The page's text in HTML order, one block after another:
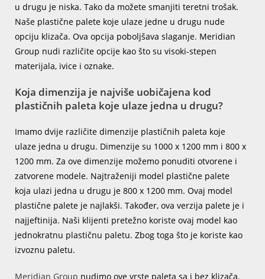
u drugu je niska. Tako da možete smanjiti teretni trošak.
Naše plastične palete koje ulaze jedne u drugu nude
opciju klizača. Ova opcija poboljšava slaganje. Meridian
Group nudi različite opcije kao što su visoki-stepen
materijala, ivice i oznake.
Koja dimenzija je najviše uobičajena kod
plastičnih paleta koje ulaze jedna u drugu?
Imamo dvije različite dimenzije plastičnih paleta koje
ulaze jedna u drugu. Dimenzije su 1000 x 1200 mm i 800 x
1200 mm. Za ove dimenzije možemo ponuditi otvorene i
zatvorene modele. Najtraženiji model plastične palete
koja ulazi jedna u drugu je 800 x 1200 mm. Ovaj model
plastične palete je najlakši. Također, ova verzija palete je i
najjeftinija. Naši klijenti pretežno koriste ovaj model kao
jednokratnu plastičnu paletu. Zbog toga što je koriste kao
izvoznu paletu.
Meridian Group nudimo ove vrste paleta sa i bez klizača.